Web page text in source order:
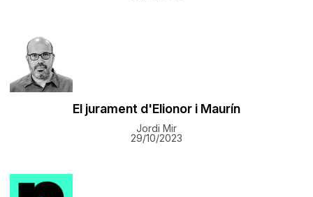
El jurament d'Elionor i Maurín
Jordi Mir
29/10/2023